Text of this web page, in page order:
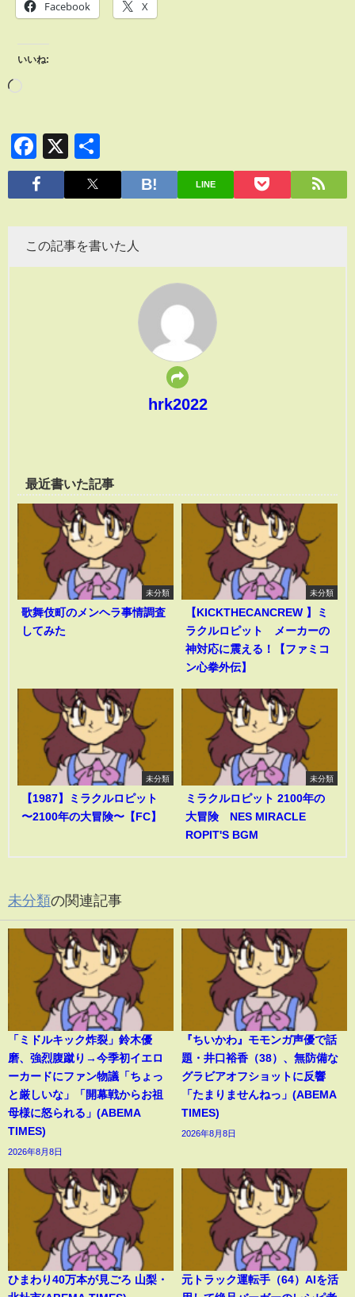
Facebook X
いいね:
Facebook
X
有
LINE
この記事を書いた人
hrk2022
最近書いた記事
未分類
歌舞伎町のメンヘラ事情調査
してみた
未分類
【KICKTHECANCREW 】ミ
ラクルロピット メーカーの
神対応に震える！【ファミコ
ン心拳外伝】
未分類
【1987】ミラクルロピット
〜2100年の大冒険〜【FC】
未分類
ミラクルロピット 2100年の
大冒険 NES MIRACLE
ROPIT'S BGM
未分類の関連記事
「ミドルキック炸裂」鈴木優
磨、強烈腹蹴り→今季初イエロ
ーカードにファン物議「ちょっ
と厳しいな」「開幕戦からお祖
母様に怒られる」(ABEMA
TIMES)
2026年8月8日
『ちいかわ』モモンガ声優で話
題・井口裕香（38）、無防備な
グラビアオフショットに反響
「たまりませんねっ」(ABEMA
TIMES)
2026年8月8日
ひまわり40万本が見ごろ 山梨・
元トラック運転手（64）AIを活